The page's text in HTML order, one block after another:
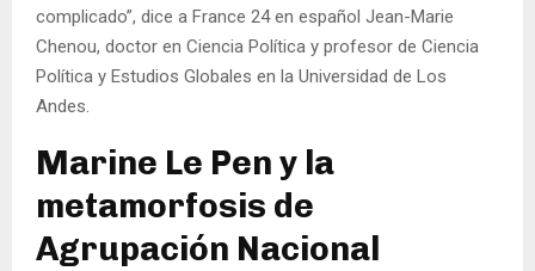
complicado”, dice a France 24 en español Jean-Marie
Chenou, doctor en Ciencia Política y profesor de Ciencia
Política y Estudios Globales en la Universidad de Los
Andes.
Marine Le Pen y la
metamorfosis de
Agrupación Nacional